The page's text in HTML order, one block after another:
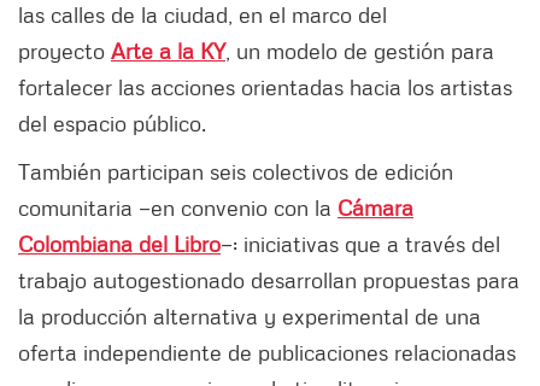
las calles de la ciudad, en el marco del
proyecto Arte a la KY, un modelo de gestión para
fortalecer las acciones orientadas hacia los artistas
del espacio público.
También participan seis colectivos de edición
comunitaria —en convenio con la Cámara
Colombiana del Libro—: iniciativas que a través del
trabajo autogestionado desarrollan propuestas para
la producción alternativa y experimental de una
oferta independiente de publicaciones relacionadas